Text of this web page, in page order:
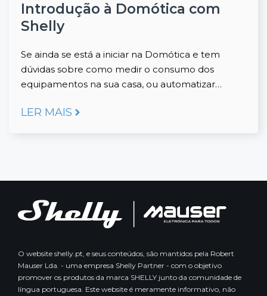
Introdução à Domótica com
Shelly
Se ainda se está a iniciar na Domótica e tem
dúvidas sobre como medir o consumo dos
equipamentos na sua casa, ou automatizar…
LER MAIS
O website shelly.pt, e seus conteúdos, são mantidos pela Robert
Mauser Lda. - uma empresa Shelly Partner - com o objetivo
promover os produtos da marca SHELLY junto da comunidade de
língua portuguesa. Este website é meramente informativo, não